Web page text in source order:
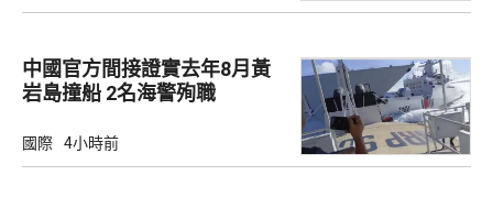
中國官方間接證實去年8月黃
岩島撞船 2名海警殉職
國際 4小時前